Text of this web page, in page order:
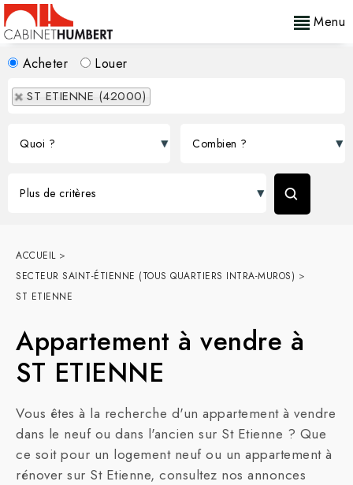
Menu
Acheter Louer
ST ETIENNE (42000)
ACCUEIL>
SECTEUR SAINT-ÉTIENNE (TOUS QUARTIERS INTRA-MUROS) >
ST ETIENNE
Appartement à vendre à
ST ETIENNE
Vous êtes à la recherche d'un appartement à vendre
dans le neuf ou dans l'ancien sur St Etienne ? Que
ce soit pour un logement neuf ou un appartement à
rénover sur St Etienne, consultez nos annonces